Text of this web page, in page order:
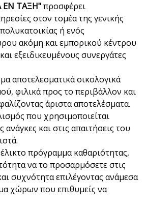
ΕΝ ΤΑΞΗ"προσφέρει
στον τομέα της γενικής
ή ενός
ακόμη και εμπορικού κέντρου
εξειδικευμένους συνεργάτες
αποτελεσματικά οικολογικά
φιλικά προς το περιβάλλον και
άριστα αποτελέσματα.
που χρησιμοποιείται
ανάγκες και στις απαιτήσεις του
πρόγραμμα καθαριότητας,
να το προσαρμόσετε στις
συχνότητα επιλέγοντας ανάμεσα
χώρων που επιθυμείς να